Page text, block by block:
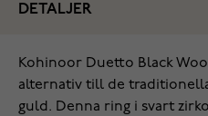
DETALJER
Kohinoor Duetto Black
alternativ till de
guld. Denna ring i svart